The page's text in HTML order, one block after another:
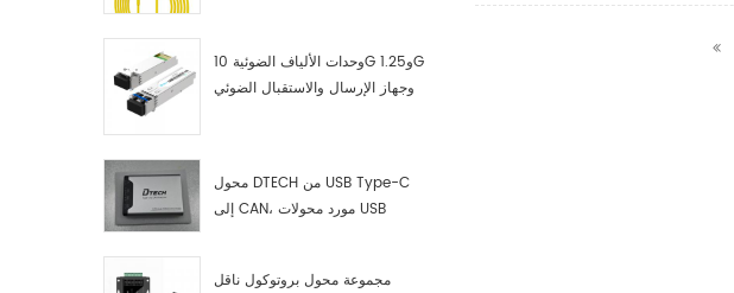
وحدات الألياف الضوئية 10G و1.25G
وجهاز الإرسال والاستقبال الضوئي
محول DTECH من USB Type-C
إلى CAN، مورد محولات USB
مجموعة محول بروتوكول ناقل
هو المسؤول عن فك تشفير الإشارة